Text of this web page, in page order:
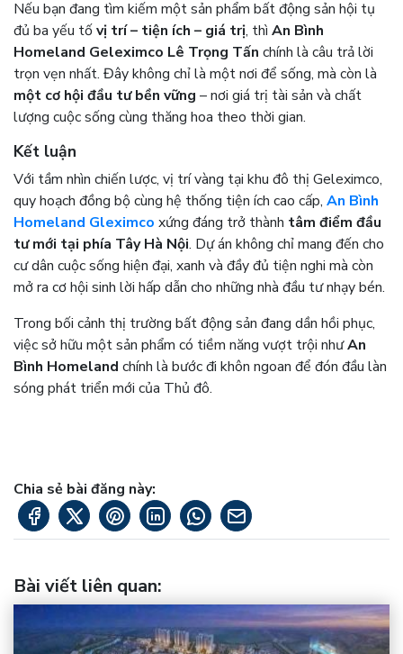
Nếu bạn đang tìm kiếm một sản phẩm bất động sản hội tụ
đủ ba yếu tốvị trí – tiện ích – giá trị, thì An Bình
Homeland Geleximco Lê Trọng Tấn chính là câu trả lời
trọn vẹn nhất. Đây không chỉ là một nơi để sống, mà còn là
một cơ hội đầu tư bền vững – nơi giá trị tài sản và chất
lượng cuộc sống cùng thăng hoa theo thời gian.
Kết luận
Với tầm nhìn chiến lược, vị trí vàng tại khu đô thị Geleximco,
quy hoạch đồng bộ cùng hệ thống tiện ích cao cấp, An Bình
Homeland Gleximco xứng đáng trở thành tâm điểm đầu
tư mới tại phía Tây Hà Nội. Dự án không chỉ mang đến cho
cư dân cuộc sống hiện đại, xanh và đầy đủ tiện nghi mà còn
mở ra cơ hội sinh lời hấp dẫn cho những nhà đầu tư nhạy bén.
Trong bối cảnh thị trường bất động sản đang dần hồi phục,
việc sở hữu một sản phẩm có tiềm năng vượt trội nhưAn
Bình Homeland chính là bước đi khôn ngoan để đón đầu làn
sóng phát triển mới của Thủ đô.
Chia sẻ bài đăng này:
Bài viết liên quan: